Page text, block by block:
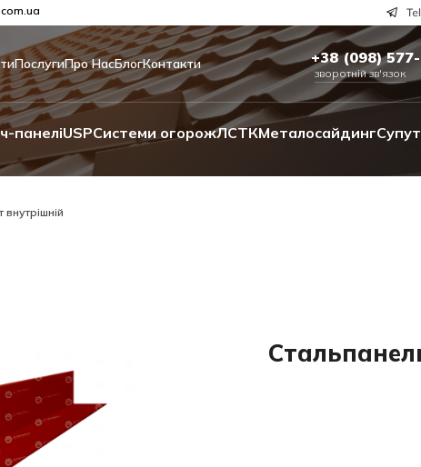
ПослугиПро НасБлогКонтакти +38 (098)
зворотній зв'язок
панеліUSPСистеми огорожЛСТКМеталосайдинг